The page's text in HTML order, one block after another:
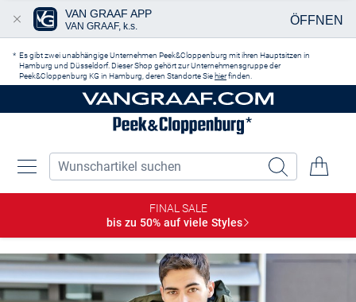
Es gibt zwei unabhängige Unternehmen Peek&Cloppenburg mit ihren Hauptsitzen in
Hamburg und Düsseldorf. Dieser Shop gehört zur Unternehmensgruppe der
Peek&Cloppenburg KG in Hamburg, deren Standorte Sie hierfinden.
FINAL SALE
bis zu 50% auf viele Styles
VAN GRAAF APP
VAN GRAAF, k.s. ÖFFNEN